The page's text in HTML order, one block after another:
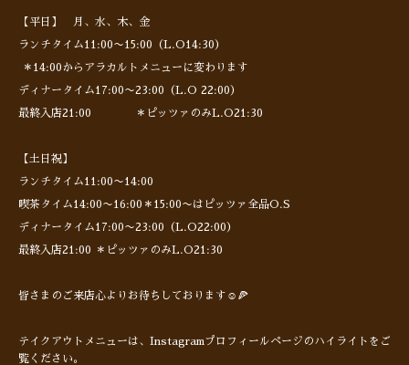
【平日】 月、水、木、金
ランチタイム11:00〜15:00（L.O14:30）
＊14:00からアラカルトメニューに変わります
ディナータイム17:00〜23:00（L.O 22:00）
最終入店21:00 ＊ピッツァのみL.O21:30
【土日祝】
ランチタイム11:00〜14:00
喫茶タイム14:00〜16:00＊15:00〜はピッツァ全品O.S
ディナータイム17:00〜23:00（L.O22:00）
最終入店21:00 ＊ピッツァのみL.O21:30
皆さまのご来店心よりお待ちしております☺️🍕
テイクアウトメニューは、Instagramプロフィールページのハイライトをご
覧ください。